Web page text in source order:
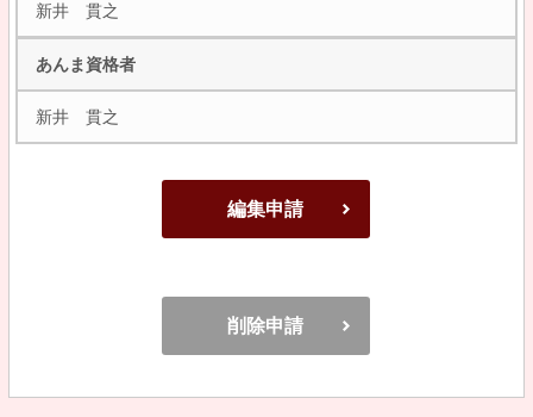
新井 貫之
あんま資格者
新井 貫之
編集申請
削除申請